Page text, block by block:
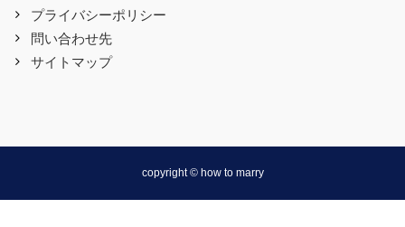
プライバシーポリシー
問い合わせ先
サイトマップ
copyright © how to marry